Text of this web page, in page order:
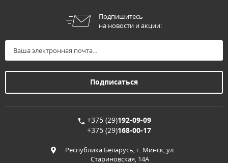
Подпишитесь
на новости и акции:
+375 (29)192-09-09
+375 (29)168-00-17
Республика Беларусь, г. Минск, ул.
Стариновская, 14А